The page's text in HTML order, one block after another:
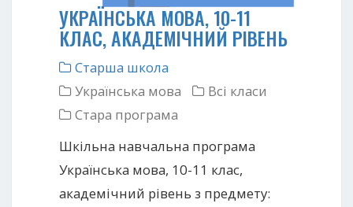
УКРАЇНСЬКА МОВА, 10-11
КЛАС, АКАДЕМІЧНИЙ РІВЕНЬ
Старша школа
Українська мова
Всі класи
Стара програма
Шкільна навчальна програма
Українська мова, 10-11 клас,
академічний рівень з предмету: